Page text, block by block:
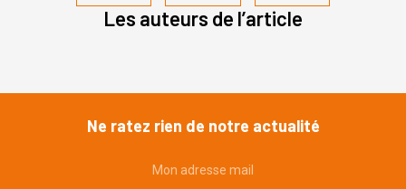
Les auteurs de l’article
Ne ratez rien de notre actualité
Mon adresse mail